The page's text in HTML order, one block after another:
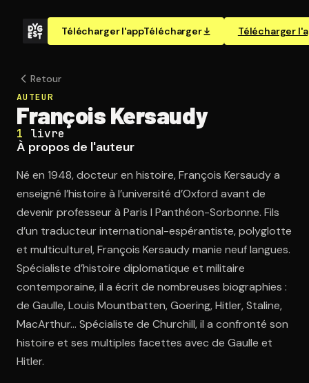
Télécharger l'appTélécharger Télécharger
Retour
AUTEUR
François Kersaudy
1 livre
À propos de l'auteur
Né en 1948, docteur en histoire, François Kersaudy a
enseigné l’histoire à l’université d’Oxford avant de
devenir professeur à Paris I Panthéon-Sorbonne. Fils
d’un traducteur international-espérantiste, polyglotte
et multiculturel, François Kersaudy manie neuf langues.
Spécialiste d’histoire diplomatique et militaire
contemporaine, il a écrit de nombreuses biographies :
de Gaulle, Louis Mountbatten, Goering, Hitler, Staline,
MacArthur… Spécialiste de Churchill, il a confronté son
histoire et ses multiples facettes avec de Gaulle et
Hitler.